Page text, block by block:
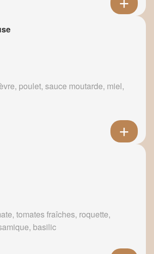
poulet, sauce moutarde, miel,
tomates fraîches, roquette,
basilic